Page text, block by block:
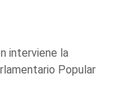
interviene la
Popular